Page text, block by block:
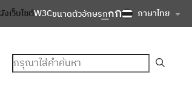
เว็บไซต์W3Cขนาดตัวอักษรกกก ภาษาไทย
ค้นหา